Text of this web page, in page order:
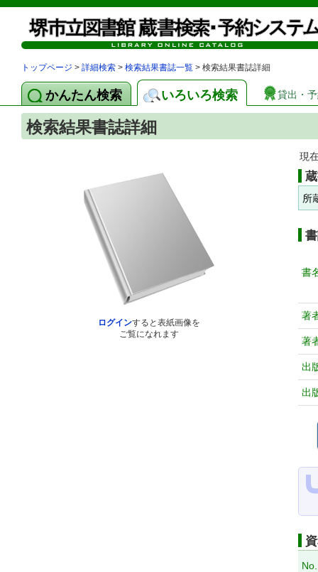
トップページ > 詳細検索 > 検索結果書誌一覧 > 検索結果書誌詳細
かんたん検索 いろいろ検索 貸出・
検索結果書誌詳細
ログインすると表紙画像を
ご覧になれます
現
所
書
著
著
出
出
No.